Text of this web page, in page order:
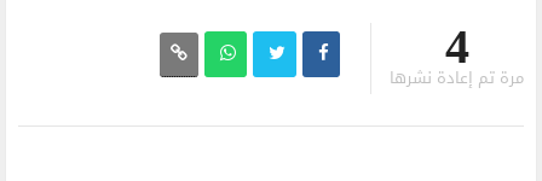
4
مرة تم إعادة نشرها